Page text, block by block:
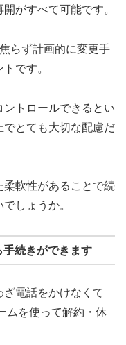
がすべて可能です。
らず計画的に変更手
です。
トロールできるとい
でとても大切な配慮だ
軟性があることで続
しょうか。
続きができます
電話をかけなくて
ムを使って解約・休